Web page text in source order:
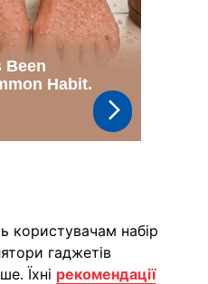
користувачам набір
гаджетів
Їхні рекомендації